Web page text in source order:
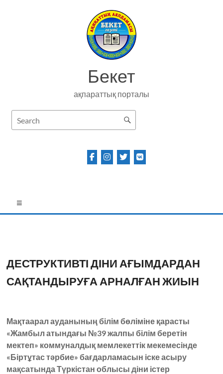
Бекет
ақпараттық порталы
ДЕСТРУКТИВТІ ДІНИ АҒЫМДАРДАН
САҚТАНДЫРУҒА АРНАЛҒАН ЖИЫН
Мақтаарал ауданыныңбілім бөліміне қарасты
«Жамбыл атындағы №39жалпы білім беретін
мектеп» коммуналдық мемлекеттік мекемесінде
«Біртұтастәрбие»бағдарламасын іскеасыру
мақсатындаТүркістан облысы діни істер